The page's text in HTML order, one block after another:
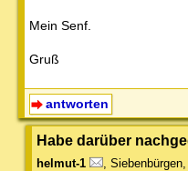
Mein Senf.
Gruß
antworten
Habe darüber
helmut-1 Siebenbürgen